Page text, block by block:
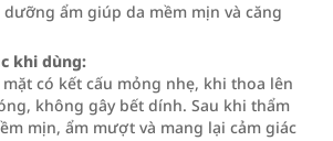
dưỡng ẩm giúp da mềm mịn và căng
khi dùng:
có kết cấu mỏng nhẹ, khi thoa lên
không gây bết dính. Sau khi thẩm
mịn, ẩm mượt và mang lại cảm giác